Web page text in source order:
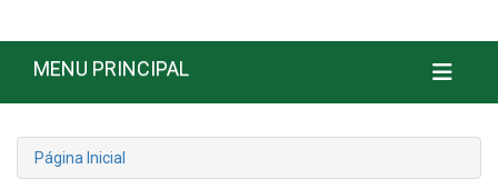
MENU PRINCIPAL
Página Inicial